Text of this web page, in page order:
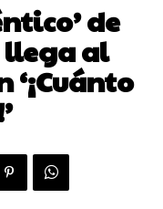
de
llega al
‘¡Cuánto